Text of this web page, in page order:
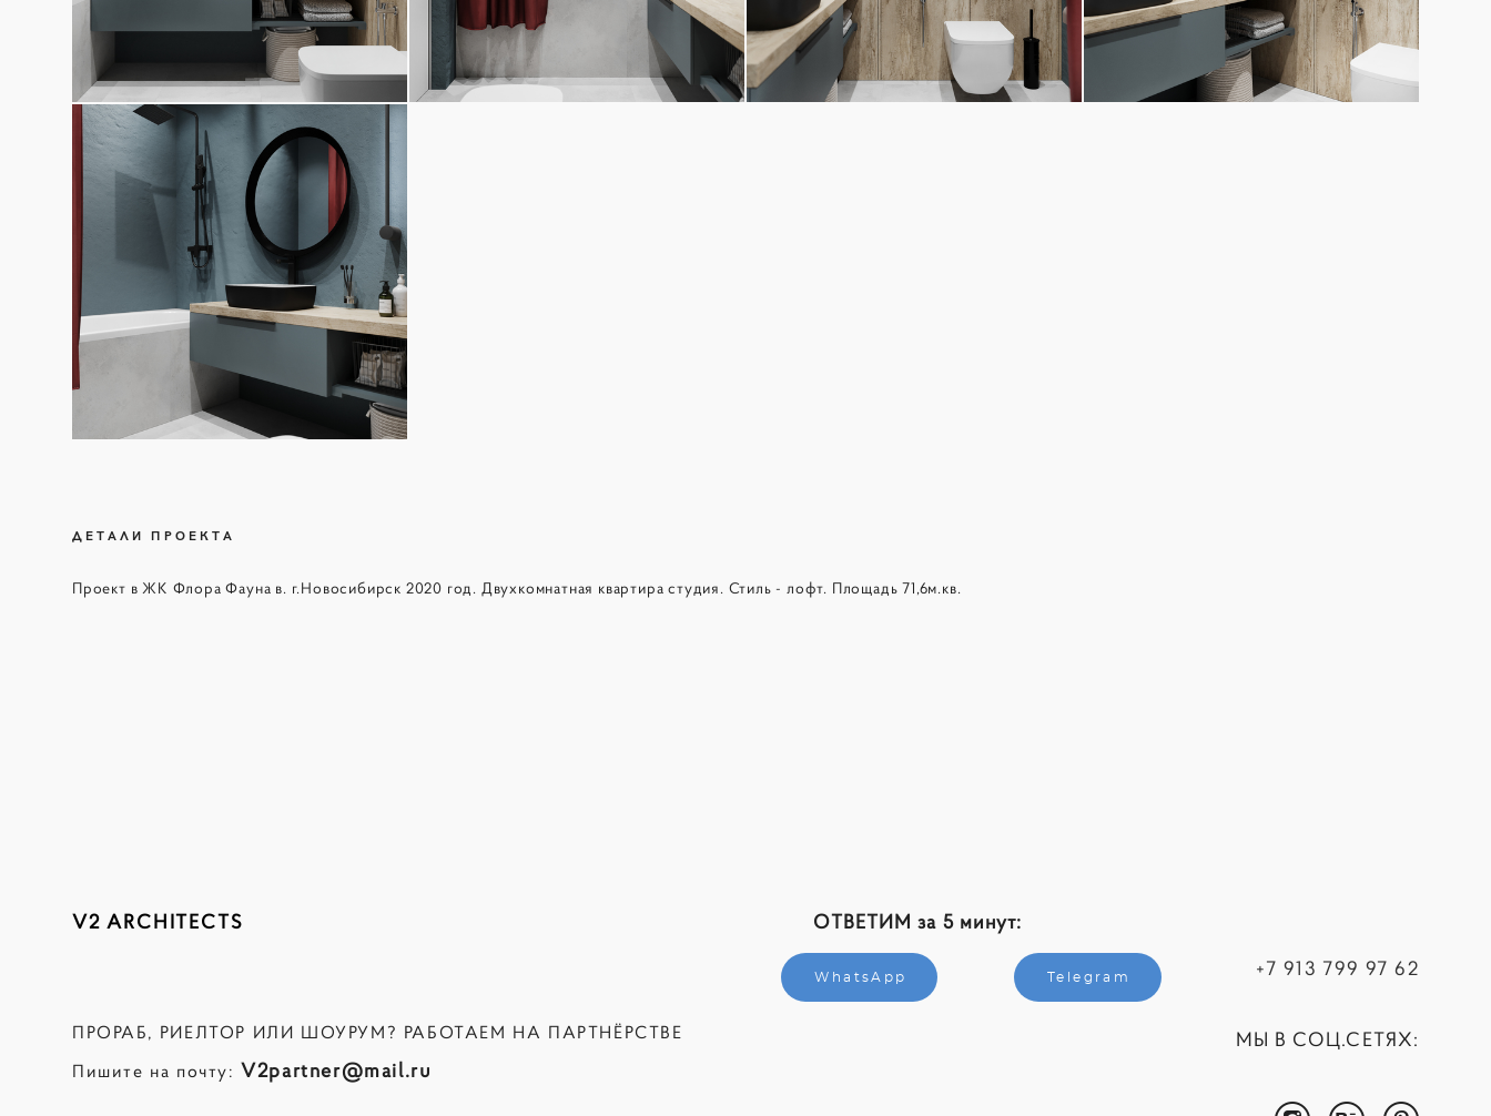
ДЕТАЛИ ПРОЕКТА
Проект в ЖК Флора Фауна в. г.Новосибирск 2020 год. Двухкомнатная квартира студия. Стиль - лофт. Площадь 71,6м.кв.
V2 ARCHITECTS ОТВЕТИМ за 5 минут:
WhatsApp Telegram +7 913 799 97 62
ПРОРАБ, РИЕЛТОР ИЛИ ШОУРУМ? РАБОТАЕМ НА ПАРТНЁРСТВЕ
Пишите на почту:V2partner@mail.ru
МЫ В СОЦ.СЕТЯХ: